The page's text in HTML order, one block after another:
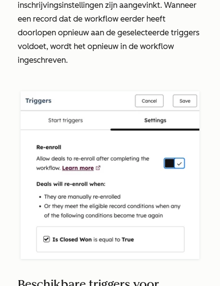
inschrijvingsinstellingen zijn aangevinkt. Wanneer
een record dat de workflow eerder heeft
doorlopen opnieuw aan de geselecteerde triggers
voldoet, wordt het opnieuw in de workflow
ingeschreven.